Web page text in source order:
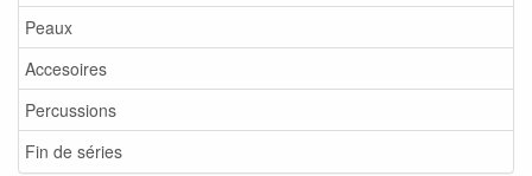
Peaux
Accesoires
Percussions
Fin de séries